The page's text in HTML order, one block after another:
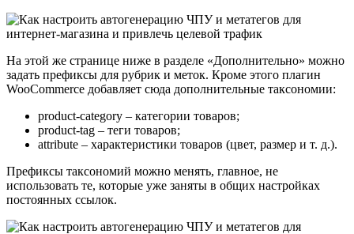
На этой же странице ниже в разделе «Дополнительно» можно
задать префиксы для рубрик и меток. Кроме этого плагин
WooCommerce добавляет сюда дополнительные таксономии:
product-category – категории товаров;
product-tag – теги товаров;
attribute – характеристики товаров (цвет, размер и т. д.).
Префиксы таксономий можно менять, главное, не
использовать те, которые уже заняты в общих настройках
постоянных ссылок.